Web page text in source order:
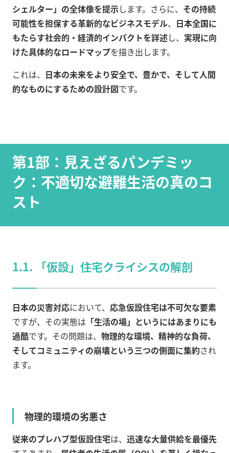
シェルター」の全体像を提示します。さらに、 その持続
可能性を担保する革新的なビジネスモデル、 日本全国に
もたらす社会的・経済的インパクトを詳述し、 実現に向
けた具体的なロードマップを描き出します。
これは、 日本の未来をより安全で、豊かで、そして人間
的なものにするための設計図です。
第1部：見えざるパンデミッ
ク：不適切な避難生活の真のコ
スト
1.1. 「仮設」住宅クライシスの解剖
日本の災害対応において、 応急仮設住宅は不可欠な要素
ですが、その実態は 「生活の場」というにはあまりにも
過酷です。その問題は、 物理的な環境、精神的な負荷、
そしてコミュニティの崩壊という三つの側面に集約され
ます。
物理的環境の劣悪さ
従来のプレハブ型仮設住宅は、 迅速な大量供給を最優先